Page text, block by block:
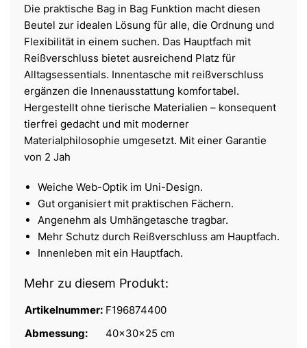
Die praktische Bag in Bag Funktion macht diesen
Beutel zur idealen Lösung für alle, die Ordnung und
Flexibilität in einem suchen. Das Hauptfach mit
Reißverschluss bietet ausreichend Platz für
Alltagsessentials. Innentasche mit reißverschluss
ergänzen die Innenausstattung komfortabel.
Hergestellt ohne tierische Materialien – konsequent
tierfrei gedacht und mit moderner
Materialphilosophie umgesetzt. Mit einer Garantie
von 2 Jah
Weiche Web-Optik im Uni-Design.
Gut organisiert mit praktischen Fächern.
Angenehm als Umhängetasche tragbar.
Mehr Schutz durch Reißverschluss am Hauptfach.
Innenleben mit ein Hauptfach.
Mehr zu diesem Produkt:
Artikelnummer: F196874400
Abmessung:
40x30x25 cm